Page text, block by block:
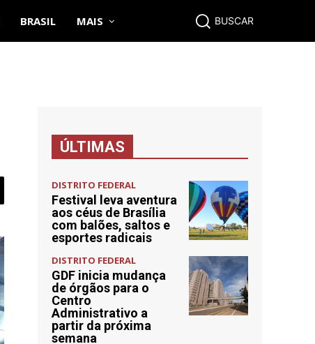
BRASIL MAIS BUSCAR
ÚLTIMAS
DISTRITO FEDERAL
Festival leva aventura
aos céus de Brasília
com balões, saltos e
esportes radicais
DISTRITO FEDERAL
GDF inicia mudança
de órgãos para o
Centro
Administrativo a
partir da próxima
semana